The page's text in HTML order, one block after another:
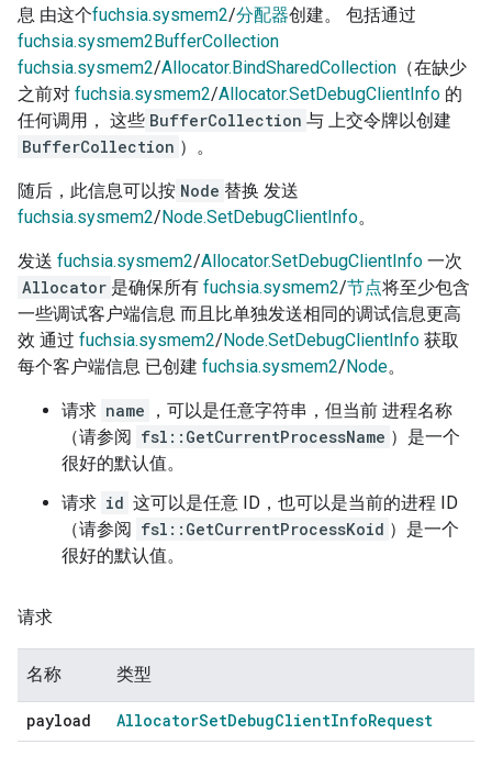
息 由这个fuchsia.sysmem2/分配器创建。 包括通过
fuchsia.sysmem2BufferCollection
fuchsia.sysmem2/Allocator.BindSharedCollection （在缺少
之前对 fuchsia.sysmem2/Allocator.SetDebugClientInfo 的
任何调用， 这些 BufferCollection 与 上交令牌以创建
BufferCollection ）。
随后，此信息可以按 Node 替换 发送
fuchsia.sysmem2/Node.SetDebugClientInfo。
发送 fuchsia.sysmem2/Allocator.SetDebugClientInfo 一次
Allocator 是确保所有 fuchsia.sysmem2/节点将至少包含
一些调试客户端信息 而且比单独发送相同的调试信息更高
效 通过 fuchsia.sysmem2/Node.SetDebugClientInfo 获取
每个客户端信息 已创建 fuchsia.sysmem2/Node。
请求 name
，可以是任意字符串，但当前 进程名称
（请参阅 fsl::GetCurrentProcessName ）是一个
很好的默认值。
请求 id 这可以是任意 ID，也可以是当前的进程 ID
（请参阅 fsl::GetCurrentProcessKoid ）是一个
很好的默认值。
请求
名称 类型
payload AllocatorSetDebugClientInfoRequest